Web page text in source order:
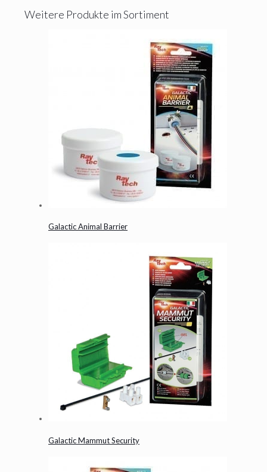
Weitere Produkte im Sortiment
Galactic Animal Barrier
Galactic Mammut Security